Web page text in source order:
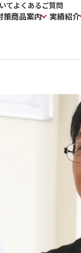
てよくあるご質問
策商品案内 実績紹介